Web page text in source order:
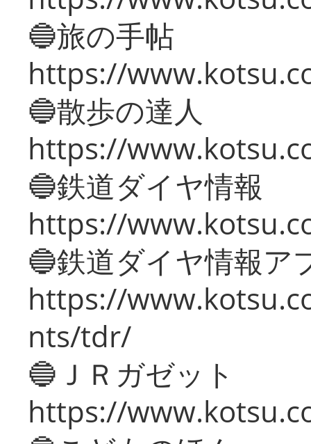
🔵旅の手帖
https://
🔵散歩の達人
https://
🔵鉄道ダイヤ情報
https://
🔵鉄道ダイヤ情報ア
https://
nts/tdr/
🔵ＪＲガゼット
https://